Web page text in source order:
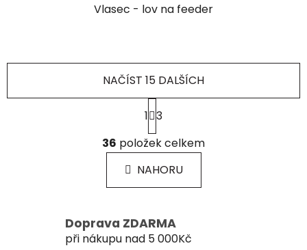
Vlasec - lov na feeder
O
v
l
á
d
c
í
NAČÍST 15 DALŠÍCH
S
t
r
á
n
k
n
í
1 3
36 položek celkem
NAHORU
Doprava ZDARMA
při nákupu nad 5 000Kč